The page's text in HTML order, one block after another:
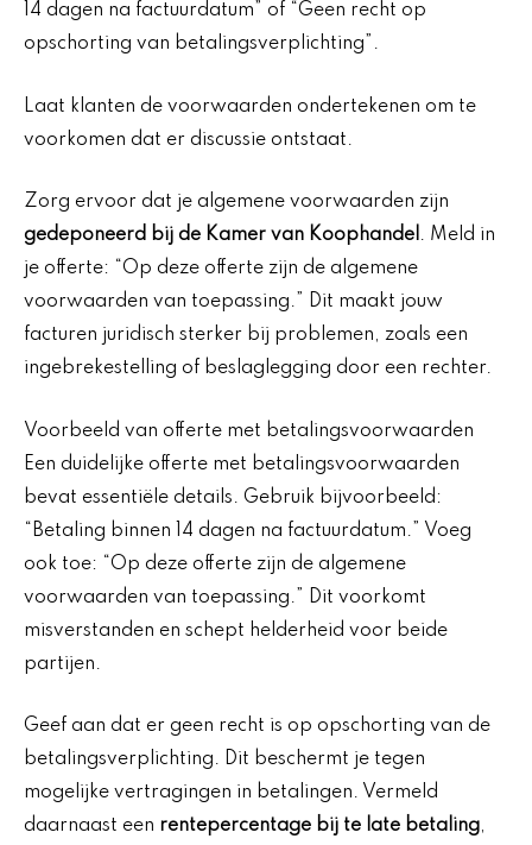
14 dagen na factuurdatum” of “Geen recht op
opschorting van betalingsverplichting”.
Laat klanten de voorwaarden ondertekenen om te
voorkomen dat er discussie ontstaat.
Zorg ervoor dat je algemene voorwaarden zijn
gedeponeerd bij de Kamer van Koophandel . Meld in
je offerte: “Op deze offerte zijn de algemene
voorwaarden van toepassing.” Dit maakt jouw
facturen juridisch sterker bij problemen, zoals een
ingebrekestelling of beslaglegging door een rechter.
Voorbeeld van offerte met betalingsvoorwaarden
Een duidelijke offerte met betalingsvoorwaarden
bevat essentiële details. Gebruik bijvoorbeeld:
“Betaling binnen 14 dagen na factuurdatum.” Voeg
ook toe: “Op deze offerte zijn de algemene
voorwaarden van toepassing.” Dit voorkomt
misverstanden en schept helderheid voor beide
partijen.
Geef aan dat er geen recht is op opschorting van de
betalingsverplichting. Dit beschermt je tegen
mogelijke vertragingen in betalingen. Vermeld
daarnaast een rentepercentage bij te late betaling,